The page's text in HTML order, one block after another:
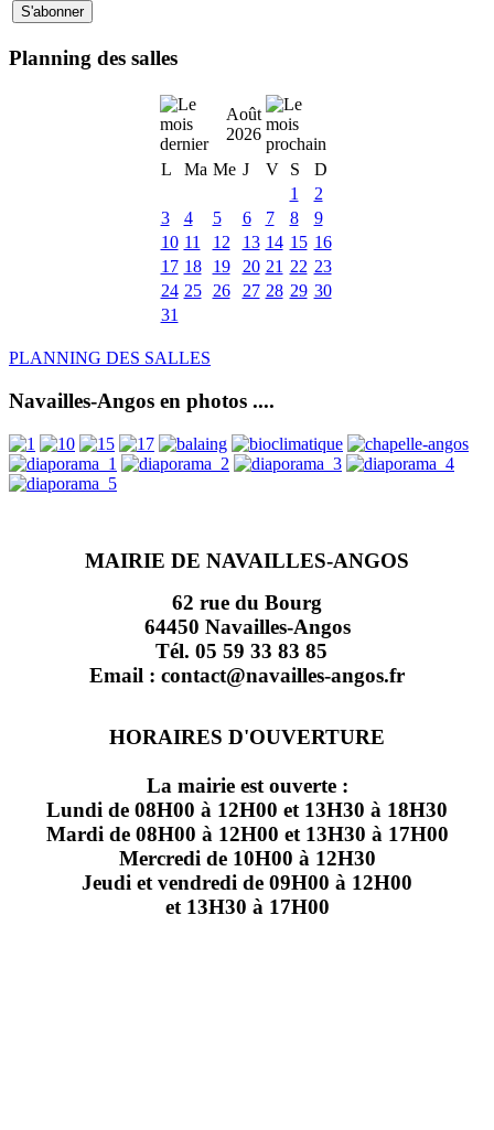
Planning des salles
Août
2026
L
Ma Me J V S
D
1
2
3
4 5 6 7 8
9
10 11 12 13 14 15 16
17 18 19 20 21 22 23
24 25 26 27 28 29 30
31
PLANNING DES SALLES
Navailles-Angos en photos ....
MAIRIE DE NAVAILLES-ANGOS
62 rue du Bourg
64450 Navailles-Angos
Tél. 05 59 33 83 85
Email : contact@navailles-angos.fr
HORAIRES D'OUVERTURE
La mairie est ouverte :
Lundi de 08H00 à 12H00 et 13H30 à 18H30
Mardi de 08H00 à 12H00 et 13H30 à 17H00
Mercredi de 10H00 à 12H30
Jeudi et vendredi de 09H00 à 12H00
et 13H30 à 17H00